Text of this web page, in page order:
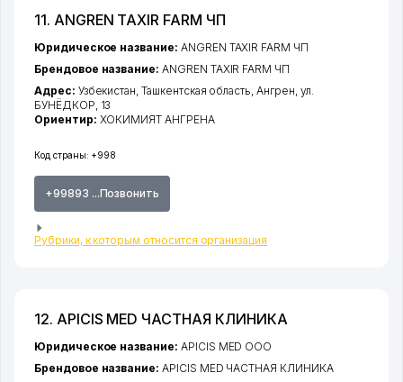
11. ANGREN TAXIR FARM ЧП
Код страны: +998
+99893 ...Позвонить
Рубрики, к которым относится организация
Юридическое название: ANGREN TAXIR FARM ЧП
Брендовое название: ANGREN TAXIR FARM ЧП
Адрес: Узбекистан,Ташкентская область,Ангрен, ул.
БУНЁДКОР, 13
Ориентир: ХОКИМИЯТ АНГРЕНА
12. APICIS MED ЧАСТНАЯ КЛИНИКА
Юридическое название: APICIS MED ООО
Брендовое название: APICIS MED ЧАСТНАЯ КЛИНИКА